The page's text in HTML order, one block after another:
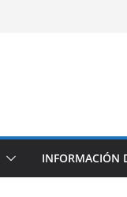
INFORMACIÓN